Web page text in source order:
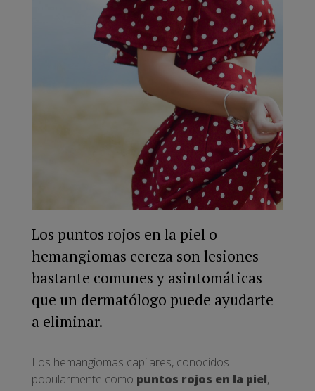
Los puntos rojos en la piel o
hemangiomas cereza son lesiones
bastante comunes y asintomáticas
que un dermatólogo puede ayudarte
a eliminar.
Los hemangiomas capilares, conocidos
popularmente como puntos rojos en la piel,